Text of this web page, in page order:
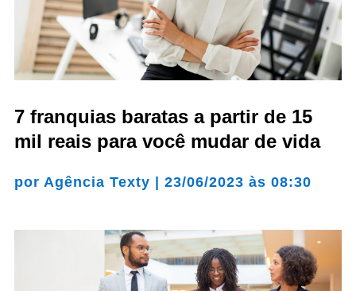
7 franquias baratas a partir de 15
mil reais para você mudar de vida
por Agência Texty | 23/06/2023 às 08:30